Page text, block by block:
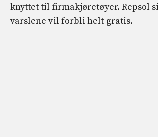
knyttet til firmakjøretøyer. Repsol
varslene vil forbli helt gratis.